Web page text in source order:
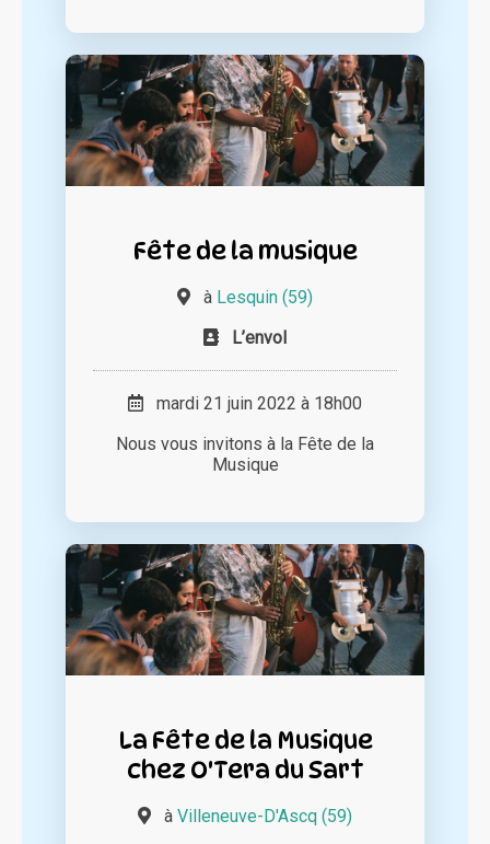
Fête de la musique
à Lesquin (59)
L’envol
mardi 21 juin 2022 à 18h00
Nous vous invitons à la Fête de la
Musique
La Fête de la Musique
chez O'Tera du Sart
à Villeneuve-D'Ascq (59)